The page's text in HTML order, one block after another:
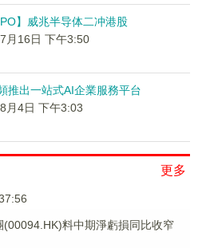
】威兆半导体二冲港股
月16日 下午3:50
推出一站式AI企業服務平台
月4日 下午3:03
更多
(00094.HK)料中期淨虧損同比收窄